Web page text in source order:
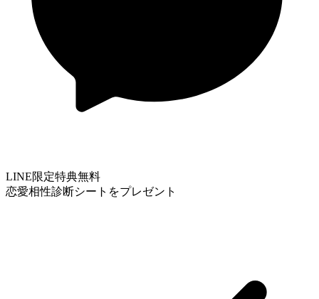
LINE限定特典無料
恋愛相性診断シートをプレゼント